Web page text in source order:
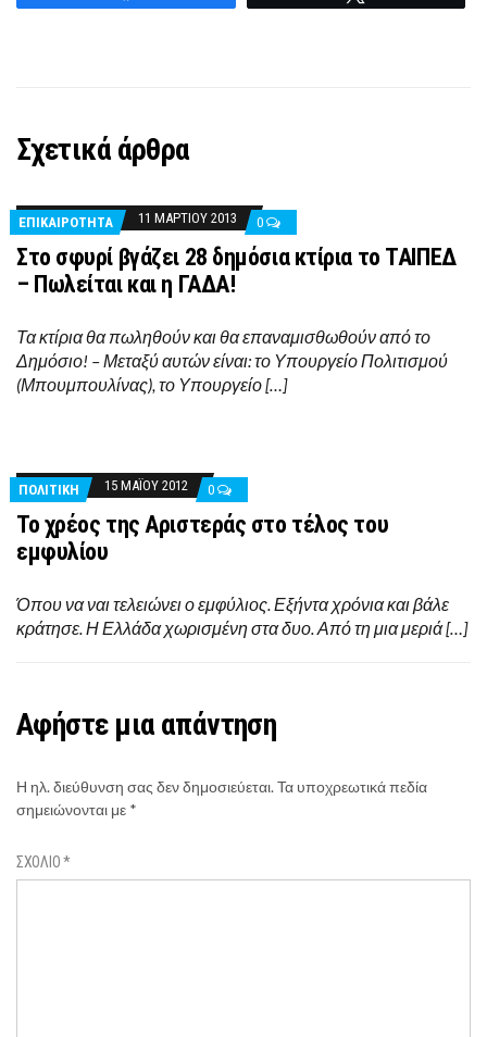
Σχετικά άρθρα
ΕΠΙΚΑΙΡΟΤΗΤΑ 11 ΜΑΡΤΊΟΥ 2013 0
Στο σφυρί βγάζει 28 δημόσια κτίρια το ΤΑΙΠΕΔ
– Πωλείται και η ΓΑΔΑ!
Τα κτίρια θα πωληθούν και θα επαναμισθωθούν από το
Δημόσιο! – Μεταξύ αυτών είναι: το Υπουργείο Πολιτισμού
(Μπουμπουλίνας), το Υπουργείο […]
ΠΟΛΙΤΙΚΉ 15 ΜΑΪ́ΟΥ 2012 0
Το χρέος της Αριστεράς στο τέλος του
εμφυλίου
Όπου να ναι τελειώνει ο εμφύλιος. Εξήντα χρόνια και βάλε
κράτησε. Η Ελλάδα χωρισμένη στα δυο. Από τη μια μεριά […]
Αφήστε μια απάντηση
Η ηλ. διεύθυνση σας δεν δημοσιεύεται.Τα υποχρεωτικά πεδία
σημειώνονται με *
ΣΧΌΛΙΟ*